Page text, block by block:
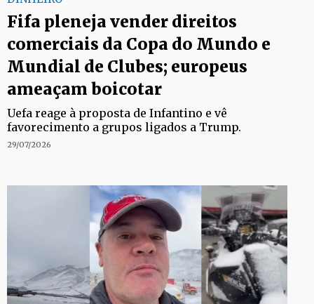
Fifa pleneja vender direitos
comerciais da Copa do Mundo e
Mundial de Clubes; europeus
ameaçam boicotar
Uefa reage à proposta de Infantino e vê
favorecimento a grupos ligados a Trump.
29/07/2026